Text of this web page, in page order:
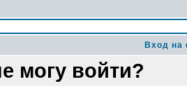
Вход на
могу войти?